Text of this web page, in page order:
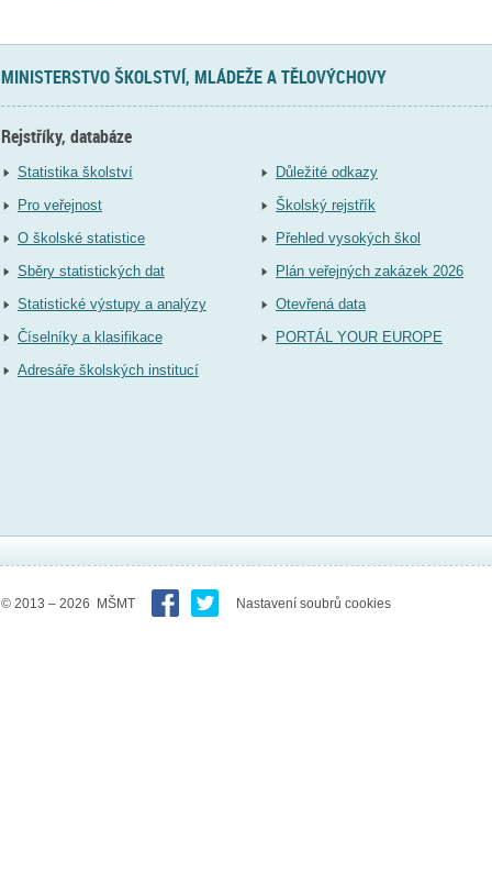
MINISTERSTVO ŠKOLSTVÍ, MLÁDEŽE A TĚLOVÝCHOVY
Rejstříky, databáze
Statistika školství
Pro veřejnost
O školské statistice
Sběry statistických dat
Statistické výstupy a analýzy
Číselníky a klasifikace
Adresáře školských institucí
Důležité odkazy
Školský rejstřík
Přehled vysokých škol
Plán veřejných zakázek 2026
Otevřená data
PORTÁL YOUR EUROPE
© 2013 – 2026 MŠMT Nastavení soubrů cookies